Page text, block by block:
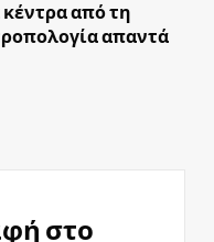
από τη
απαντά
στο